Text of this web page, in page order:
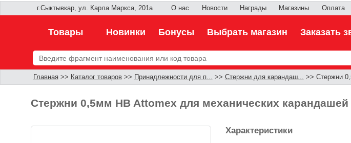
г.Сыктывкар, ул. Карла Маркса, 201а О нас Новости Награды Магазины Оплата
Товары Новинки Бонусы Выбрать магазин Заказать
Главная>> Каталог товаров>> Принадлежности для п... >> Стержни для карандаш... >> Стержни
Стержни 0,5мм HB Attomex для механических карандашей
Характеристики